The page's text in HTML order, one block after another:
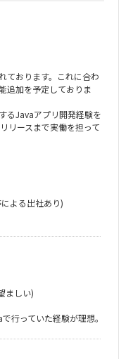
ております。これに合わ
追加を予定しておりま
るJavaアプリ開発経験を
リースまで実働を担って
よる出社あり)
ましい)
行っていた経験が理想。